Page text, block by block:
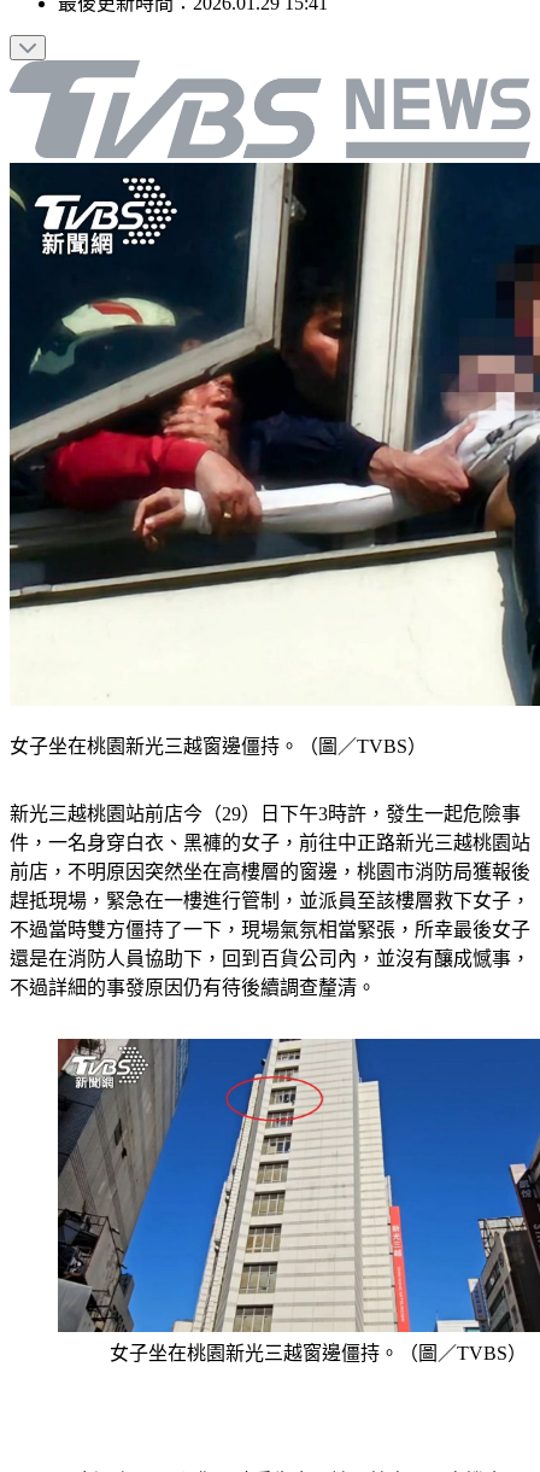
件，一名身穿白衣、黑褲的女子，前往中正路新光三越桃園站
前店，不明原因突然坐在高樓層的窗邊，桃園市消防局獲報後
趕抵現場，緊急在一樓進行管制，並派員至該樓層救下女子，
不過當時雙方僵持了一下，現場氣氛相當緊張，所幸最後女子
還是在消防人員協助下，回到百貨公司內，並沒有釀成憾事，
不過詳細的事發原因仍有待後續調查釐清。
女子坐在桃園新光三越窗邊僵持。（圖／TVBS）